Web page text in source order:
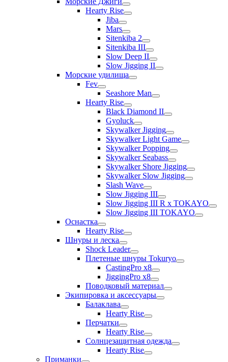
Hearty Rise
Jiba
Mars
Sitenkiba 2
Sitenkiba III
Slow Deep II
Slow Jigging II
Морские удилища
Fev
Seashore Man
Hearty Rise
Black Diamond II
Gyoluck
Skywalker Jigging
Skywalker Light Game
Skywalker Popping
Skywalker Seabass
Skywalker Shore Jigging
Skywalker Slow Jigging
Slash Wave
Slow Jigging III
Slow Jigging III R x TOKAYO
Slow Jigging III TOKAYO
Оснастка
Hearty Rise
Шнуры и леска
Shock Leader
Плетеные шнуры Tokuryo
CastingPro x8
JiggingPro x8
Поводковый материал
Экипировка и аксессуары
Балаклава
Hearty Rise
Перчатки
Hearty Rise
Солнцезащитная одежда
Hearty Rise
Приманки